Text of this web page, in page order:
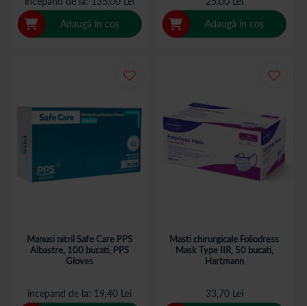
Adaugă în coș
Adaugă în coș
Manusi nitril Safe Care PPS
Albastre, 100 bucati, PPS
Gloves
începand de la 19,40 Lei
Masti chirurgicale Foliodress
Mask Type IIR, 50 bucati,
Hartmann
33,70 Lei